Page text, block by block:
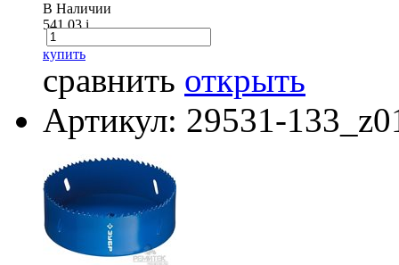
В Наличии
541.03i
купить
сравнить открыть
Артикул: 29531-